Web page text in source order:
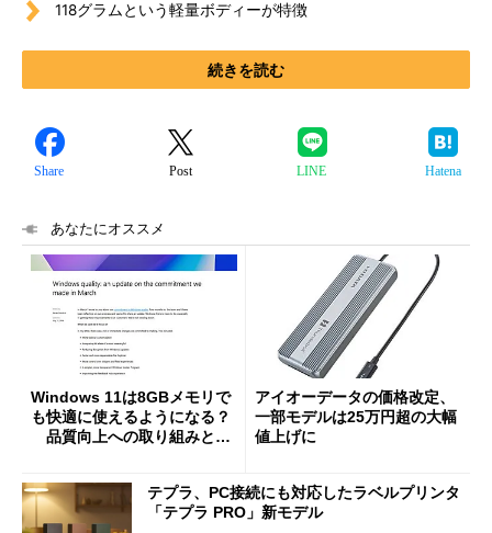
118グラムという軽量ボディーが特徴
続きを読む
Share Post LINE Hatena
あなたにオススメ
Windows 11は8GBメモリで
も快適に使えるようになる？
品質向上への取り組みと
アイオーデータの価格改定、
一部モデルは25万円超の大幅
値上げに
テプラ、PC接続にも対応したラベルプリンタ
「テプラ PRO」新モデル